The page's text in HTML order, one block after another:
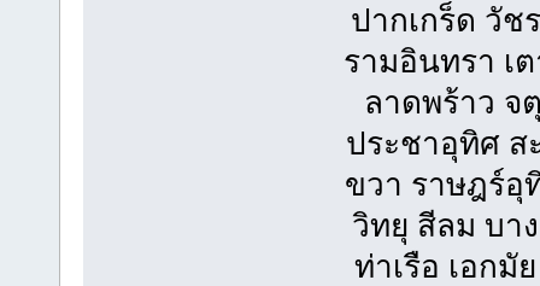
ปากเกร็ด วัช
รามอินทรา เ
ลาดพร้าว จ
ประชาอุทิศ ส
ขวา ราษฎร์อุ
วิทยุ สีลม บา
ท่าเรือ เอกมั